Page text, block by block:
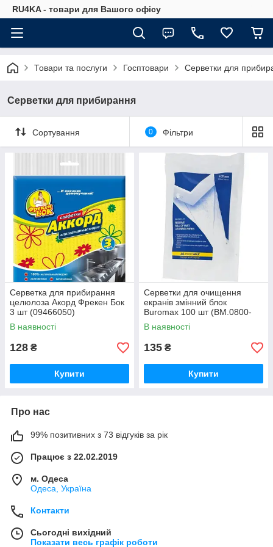
RU4KA - товари для Вашого офісу
Товари та послуги Госптовари Серветки для
Серветки для прибирання
Сортування 0 Фільтри
Серветка для прибирання
целюлоза Акорд Фрекен Бок
3 шт (09466050)
В наявності
128 ₴
Купити
Серветки для очищення
екранів змінний блок
Buromax 100 шт (BM.0800-
01)
В наявності
135 ₴
Купити
Про нас
99% позитивних з 73 відгуків за рік
Працює з 22.02.2019
м. Одеса
Одеса, Україна
Контакти
Сьогодні вихідний
Показати весь графік роботи